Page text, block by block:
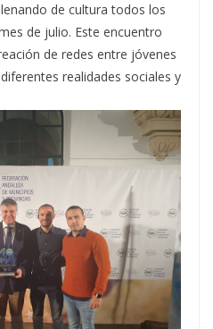
de cultura todos los
de julio. Este encuentro
de redes entre jóvenes
realidades sociales y